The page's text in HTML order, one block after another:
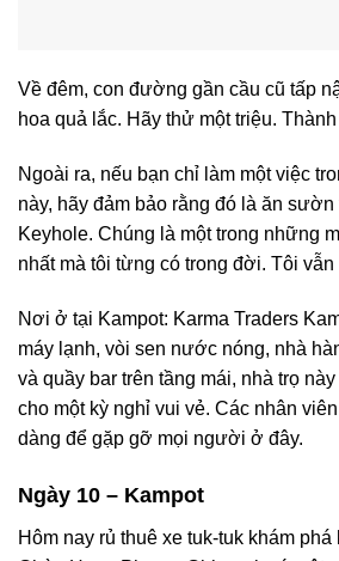
Về đêm, con đường gần cầu cũ tấp
hoa quả lắc. Hãy thử một triệu.
Ngoài ra, nếu bạn chỉ làm một việc
này, hãy đảm bảo rằng đó là ăn
Keyhole. Chúng là một trong những
nhất mà tôi từng có trong đời. Tôi vẫn
Nơi ở tại Kampot: Karma Traders
máy lạnh, vòi sen nước nóng, nhà
và quầy bar trên tầng mái, nhà trọ
cho một kỳ nghỉ vui vẻ. Các nhân
dàng để gặp gỡ mọi người ở đây.
Ngày 10 – Kampot
Hôm nay rủ thuê xe tuk-tuk khám